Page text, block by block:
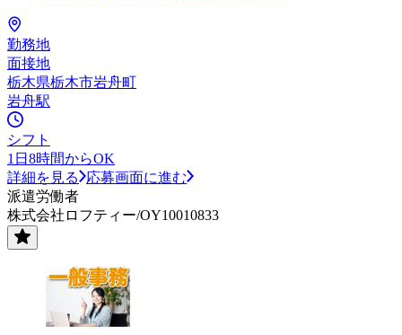
勤務地
面接地
栃木県栃木市岩舟町
岩舟駅
シフト
1日8時間からOK
詳細を見る
応募画面に進む
派遣労働者
株式会社ロフティー/OY10010833